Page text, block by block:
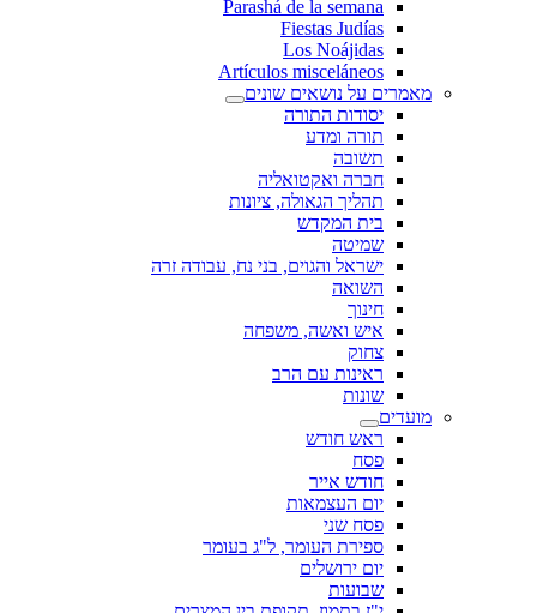
Parashá de la semana
Fiestas Judías
Los Noájidas
Artículos misceláneos
מאמרים על נושאים שונים
יסודות התורה
תורה ומדע
תשובה
חברה ואקטואליה
תהליך הגאולה, ציונות
בית המקדש
שמיטה
ישראל והגוים, בני נח, עבודה זרה
השואה
חינוך
איש ואשה, משפחה
צחוק
ראינות עם הרב
שונות
מועדים
ראש חודש
פסח
חודש אייר
יום העצמאות
פסח שני
ספירת העומר, ל"ג בעומר
יום ירושלים
שבועות